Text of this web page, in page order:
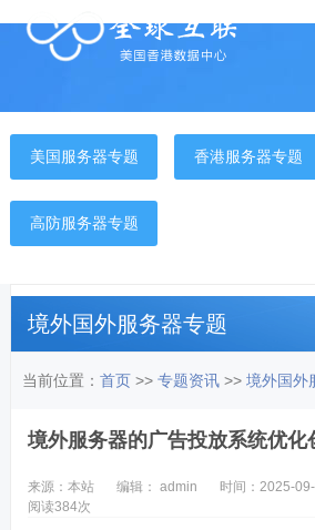
美国服务器专题 香港服务器专题
高防服务器专题
境外国外服务器专题
当前位置： 首页>> 专题资讯>> 境外国外
境外服务器的广告投放系统优化
来源：本站 编辑： admin
时间：2025-
阅读384次